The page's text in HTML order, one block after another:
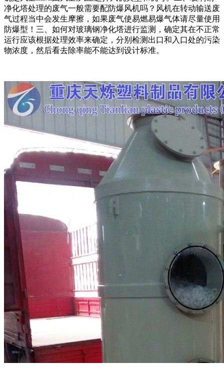
净化塔处理的废气一般需要配防爆风机吗？风机在转动输送废
气过程当中会发生摩擦，如果废气使易燃易爆气体请尽量使用
防爆型！三、如何对玻璃钢净化塔进行监测，确定其在不正常
运行应该根据处理效率来确定，分别检测出口和入口处的污染
物浓度，然后看去除率能不能达到设计标准。